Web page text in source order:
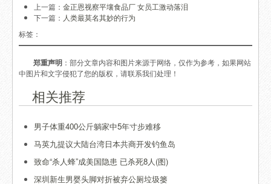
上一篇： 金正恩视察平壤食品厂 女员工激动落泪
下一篇： 人类最莫名其妙的行为
标签：
郑重声明 ：部分文章内容和图片来源于网络，仅作为参考，如果网站
中图片和文字侵犯了您的版权，请联系我们处理！
相关推荐
男子体重400公斤躺家中5年寸步难移
马英九提议大陆台湾日本共商开发钓鱼岛
致命“杀人蜂”成美国隐患 已杀死8人(图)
深圳新生男婴头脚对折被弃公厕垃圾篓